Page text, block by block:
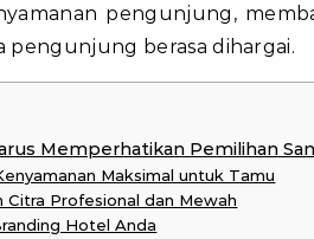
pengunjung,
pengunjung berasa dihargai.
Memperhatikan Pemilihan
Maksimal untuk Tamu
Citra Profesional dan Mewah
Hotel Anda